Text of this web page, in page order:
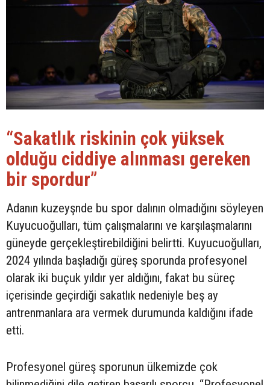
“Sakatlık riskinin çok yüksek
olduğu ciddiye alınması gereken
bir spordur”
Adanın kuzeyşnde bu spor dalının olmadığını söyleyen
Kuyucuoğulları, tüm çalışmalarını ve karşılaşmalarını
güneyde gerçekleştirebildiğini belirtti. Kuyucuoğulları,
2024 yılında başladığı güreş sporunda profesyonel
olarak iki buçuk yıldır yer aldığını, fakat bu süreç
içerisinde geçirdiği sakatlık nedeniyle beş ay
antrenmanlara ara vermek durumunda kaldığını ifade
etti.
Profesyonel güreş sporunun ülkemizde çok